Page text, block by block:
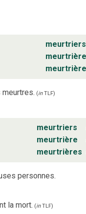
meurtriers
meurtrière
(inTLF)
meurtriers
meurtrière
meurtrières
personnes.
la mort. (inTLF)